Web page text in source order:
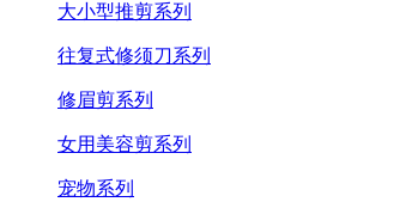
大小型推剪系列
往复式修须刀系列
修眉剪系列
女用美容剪系列
宠物系列